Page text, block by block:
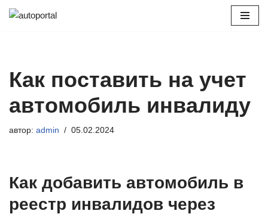
Как поставить на учет
автомобиль инвалиду
автор: admin 05.02.2024
Как добавить автомобиль в
реестр инвалидов через